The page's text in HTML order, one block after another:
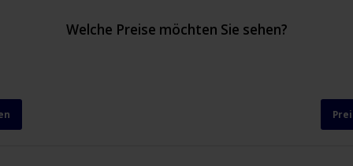
Welche Preise möchten Sie sehen?